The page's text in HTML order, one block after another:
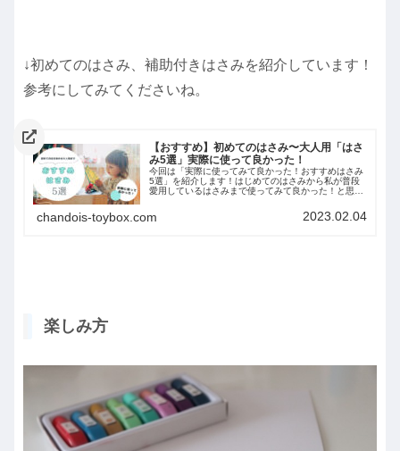
↓初めてのはさみ、補助付きはさみを紹介しています！
参考にしてみてくださいね。
【おすすめ】初めてのはさみ〜大人用「はさ
み5選」実際に使って良かった！
今回は「実際に使ってみて良かった！おすすめはさみ
5選」を紹介します！はじめてのはさみから私が普段
愛用しているはさみまで使ってみて良かった！と思う
替えで新しいはさみを検討している方への参考になれ
ば嬉しいです＾＾
chandois-toybox.com 2023.02.04
楽しみ方